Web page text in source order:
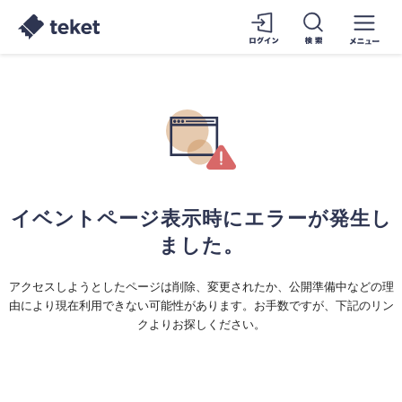
イベントページ表示時にエラーが発生し
ました。
アクセスしようとしたページは削除、変更されたか、公開準備中などの理
由により現在利用できない可能性があります。お手数ですが、下記のリン
クよりお探しください。